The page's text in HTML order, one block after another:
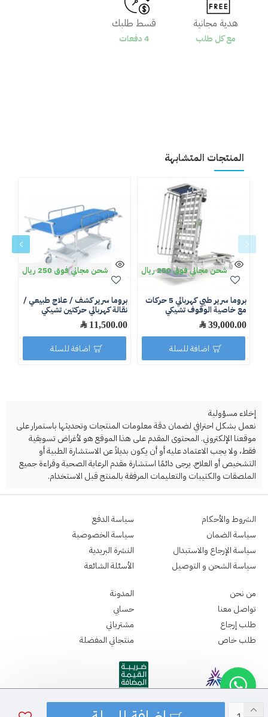
هدية مجانية
مع كل طلب
قسط طلبك
4 دفعات
المنتجات المتشابهة
شحن مجاني فوق 250 ريال
بروما سرير طبي كهربائي 5 حركات
مع خاصية الوقوف تشيكي
39,000.00 ﷼
اضافة للسلة
شحن مجاني فوق 250 ريال
بروما سرير كشف / علاج طبيعي /
نقالة كهربائي حركتين تشيكي
11,500.00 ﷼
اضافة للسلة
إخلاء مسؤولية
نعمل بشكل احترافي لضمان دقة معلومات المنتجات وتحديثها باستمرار على
موقعنا الإلكتروني. المحتوى المقدم على هذا الموقع هو لأغراض تسويقية
فقط، ولا يجب الاعتماد عليه أو أن يكون بديلاً عن الاستشارة الطبية أو
التشخيص أو العلاج. يرجى دائمًا استشارة مقدم الرعاية الصحية وقراءة جميع
الملصقات والكتيبات والتعليمات المرفقة بالمنتج قبل الاستخدام.
الشروط والأحكام
سياسة الضمان
سياسة الإرجاع والاستبدال
سياسة الشحن و التوصيل
سياسة الدفع
سياسة الخصوصية
النشرة البريدية
الأسئلة الشائعة
من نحن
تواصل معنا
طلب إرجاع
طلب خاص
المدونة
حسابي
مشترياتي
منتجاتي المفضلة